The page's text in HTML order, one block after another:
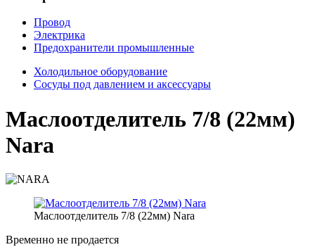
Провод
Электрика
Предохранители промышленные
Холодильное оборудование
Сосуды под давлением и аксессуары
Маслоотделитель 7/8 (22мм)
Nara
Маслоотделитель 7/8 (22мм) Nara
Временно не продается